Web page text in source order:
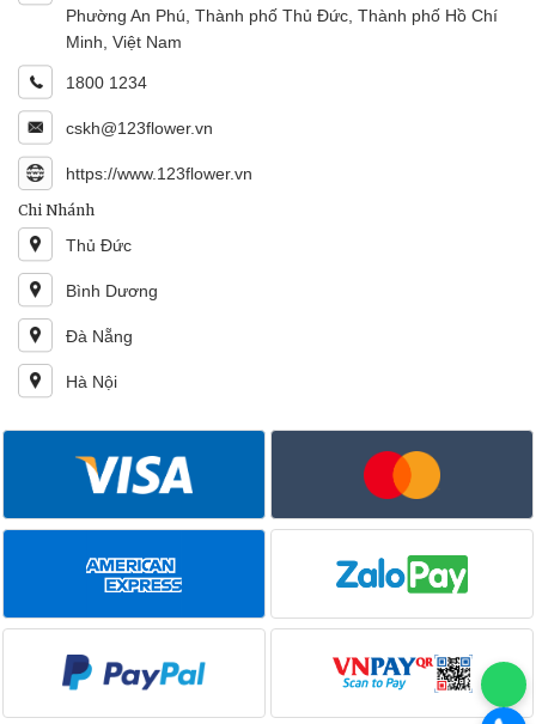
Phường An Phú, Thành phố Thủ Đức, Thành phố Hồ Chí
Minh, Việt Nam
1800 1234
cskh@123flower.vn
https://www.123flower.vn
Chi Nhánh
Thủ Đức
Bình Dương
Đà Nẵng
Hà Nội